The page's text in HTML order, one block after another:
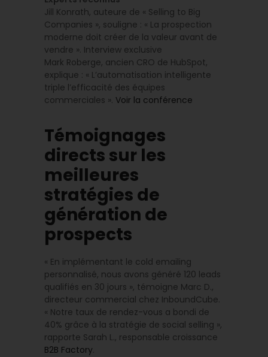
Jill Konrath, auteure de « Selling to Big
Companies », souligne : « La prospection
moderne doit créer de la valeur avant de
vendre ». Interview exclusive
Mark Roberge, ancien CRO de HubSpot,
explique : « L’automatisation intelligente
triple l’efficacité des équipes
commerciales ». Voir la conférence
Témoignages
directs sur les
meilleures
stratégies de
génération de
prospects
« En implémentant le cold emailing
personnalisé, nous avons généré 120 leads
qualifiés en 30 jours », témoigne Marc D.,
directeur commercial chez InboundCube.
« Notre taux de rendez-vous a bondi de
40% grâce à la stratégie de social selling »,
rapporte Sarah L., responsable croissance
B2B Factory.